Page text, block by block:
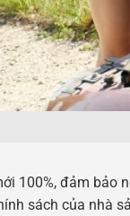
100%, đảm bảo
sách của nhà